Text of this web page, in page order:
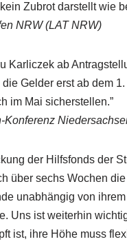
Zubrot darstellt wie
NRW (LAT NRW)
Karliczek ab
Gelder erst ab dem
im Mai sicherstellen.”
der Hilfsfonds der
über sechs Wochen
unabhängig von
Uns ist weiterhin
ist, ihre Höhe muss